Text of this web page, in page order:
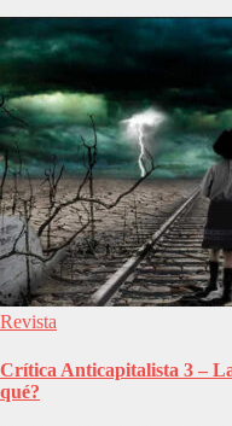
Revista
Crítica Anticapitalista 3 –
qué?